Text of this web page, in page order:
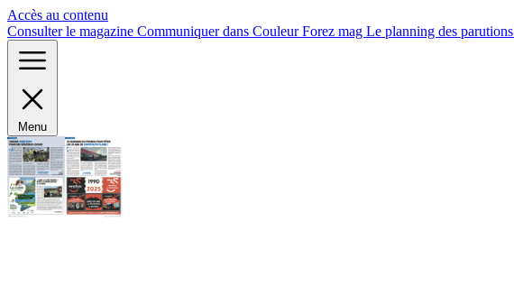
Accès au contenu
Consulter le magazine Communiquer dans Couleur Forez mag Le planning des parutions
Menu
Panneau de gestion des cookies